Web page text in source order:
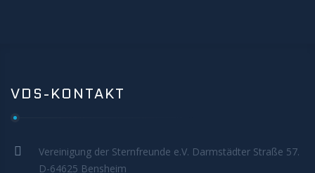
VDS-KONTAKT
Vereinigung der Sternfreunde e.V. Darmstädter Straße 57.
D-64625 Bensheim